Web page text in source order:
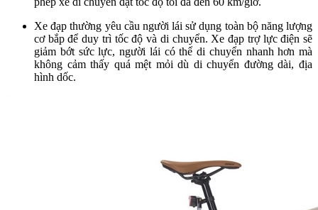
Xe đạp thường yêu cầu người lái sử dụng toàn bộ năng lượng
cơ bắp để duy trì tốc độ và di chuyển. Xe đạp trợ lực điện sẽ
giảm bớt sức lực, người lái có thể di chuyển nhanh hơn mà
không cảm thấy quá mệt mỏi dù di chuyển đường dài, địa
hình dốc.